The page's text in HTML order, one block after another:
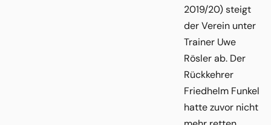
2019/20) steigt
der Verein unter
Trainer Uwe
Rösler ab. Der
Rückkehrer
Friedhelm Funkel
hatte zuvor nicht